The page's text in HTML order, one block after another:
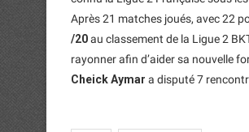
Après 21 matches joués, avec 22
/20au classement de la Ligue 2
rayonner afin d’aider sa nouvelle
Cheick Aymar a disputé 7